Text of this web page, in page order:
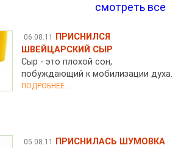
смотреть все
06.08.11
ПРИСНИЛСЯ
ШВЕЙЦАРСКИЙ СЫР
Сыр - это плохой сон,
побуждающий к мобилизации духа.
ПОДРОБНЕЕ...
05.08.11
ПРИСНИЛАСЬ ШУМОВКА